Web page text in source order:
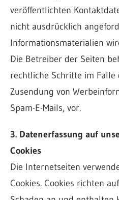
veröffentlichten
nicht ausdrücklich
Informationsmaterialien
Die Betreiber der Seiten
rechtliche Schritte im
Zusendung von
Spam-E-Mails, vor.
3. Datenerfassung auf
Cookies
Die Internetseiten
Cookies. Cookies richten